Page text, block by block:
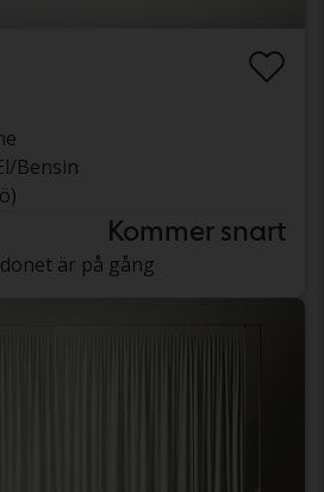
Bensin
Kommer snart
är på gång